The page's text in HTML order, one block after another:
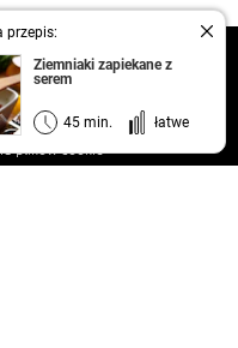
przepis:
Ziemniaki zapiekane z
serem
45 min. łatwe
plików cookie